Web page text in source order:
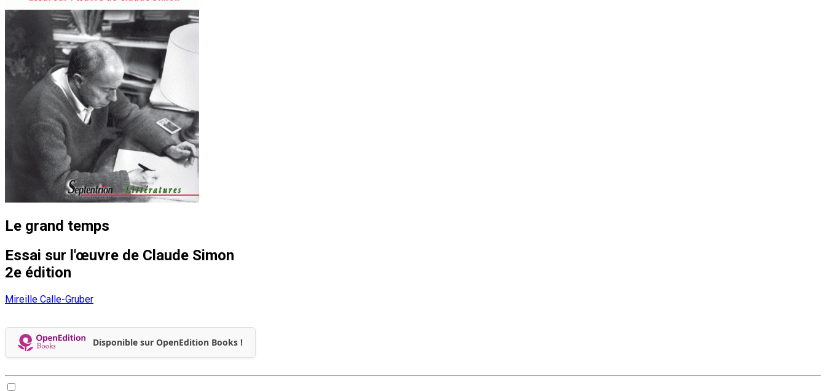
Le grand temps
Essai sur l'œuvre de Claude Simon
2e édition
Mireille Calle-Gruber
Disponible sur OpenEdition Books !